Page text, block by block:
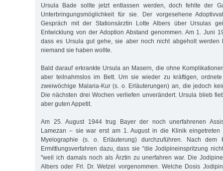
Ursula Bade sollte jetzt entlassen werden, doch fehlte der
Unterbringungsmöglichkeit für sie. Der vorgesehene
Gespräch mit der Stationsärztin Lotte Albers über Ursulas
Entwicklung von der Adoption Abstand genommen. Am 1. Juni
dass es Ursula gut gehe, sie aber noch nicht abgeholt werden
niemand sie haben wollte.
Bald darauf erkrankte Ursula an Masern, die ohne
aber teilnahmslos im Bett. Um sie wieder zu kräftigen,
zweiwöchige Malaria-Kur (s. o. Erläuterungen) an, die jedoch
Die nächsten drei Wochen verliefen unverändert. Ursula blieb
aber guten Appetit.
Am 25. August 1944 trug Bayer der noch unerfahrenen
Lamezan – sie war erst am 1. August in die Klinik
Myelographie (s. o. Erläuterung) durchzuführen. Nach
Ermittlungsverfahren dazu, dass sie "die Jodipineinspritzung
"weil ich damals noch als Ärztin zu unerfahren war. Die
Albers oder Frl. Dr. Wetzel vorgenommen. Welche Dosis